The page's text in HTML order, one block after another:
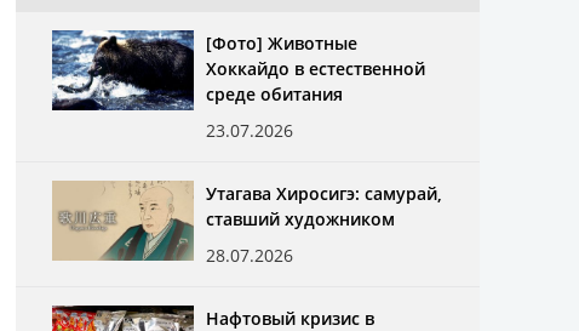
العربية
[Фото] Животные
Хоккайдо в естественной
среде обитания
23.07.2026
Утагава Хиросигэ: самурай,
ставший художником
28.07.2026
Нафтовый кризис в